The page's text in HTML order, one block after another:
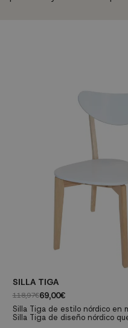
SILLA TIGA
118,97€69,00€
Silla Tiga de estilo nórdico en
Silla Tiga de diseño nórdico